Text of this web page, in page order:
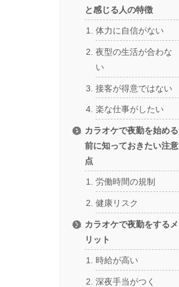
と感じる人の特徴
体力に自信がない
夜型の生活が合わな
い
接客が得意ではない
楽な仕事がしたい
カラオケで夜勤を始める
前に知っておきたい注意
点
労働時間の規制
健康リスク
カラオケで夜勤をするメ
リット
時給が高い
深夜手当がつく